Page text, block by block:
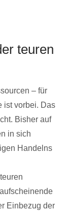
teuren
– für
ist vorbei. Das
Bisher auf
in sich
Handelns
Einbezug der